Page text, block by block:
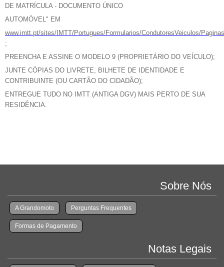
DE MATRÍCULA - DOCUMENTO ÚNICO
AUTOMÓVEL" EM
www.imtt.pt/sites/IMTT/Portugues/Formularios/CondutoresVeiculos/
;
PREENCHA E ASSINE O MODELO 9 (PROPRIETÁRIO DO VEÍCULO);
JUNTE CÓPIAS DO LIVRETE, BILHETE DE IDENTIDADE E
CONTRIBUINTE (OU CARTÃO DO CIDADÃO);
ENTREGUE TUDO NO IMTT (ANTIGA DGV) MAIS PERTO DE SUA
RESIDÊNCIA.
Sobre Nós
A Grandomoto Perguntas Frequentes
Formas de Pagamento
Notas Legais